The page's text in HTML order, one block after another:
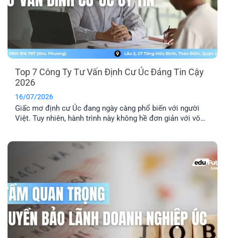
Top 7 Công Ty Tư Vấn Định Cư Úc Đáng Tin Cậy
2026
16/07/2026
Giấc mơ định cư Úc đang ngày càng phổ biến với người
Việt. Tuy nhiên, hành trình này không hề đơn giản với vô
của bạn được xử lý chính xác, nhanh chóng và hiệu quả.